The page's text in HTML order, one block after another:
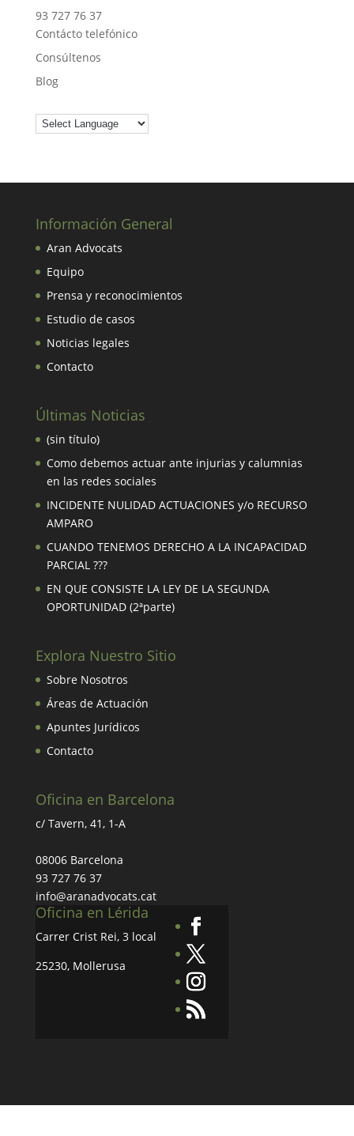
93 727 76 37
Contácto telefónico
Consúltenos
Blog
Información General
Aran Advocats
Equipo
Prensa y reconocimientos
Estudio de casos
Noticias legales
Contacto
Últimas Noticias
(sin título)
Como debemos actuar ante injurias y calumnias
en las redes sociales
INCIDENTE NULIDAD ACTUACIONES y/o RECURSO
AMPARO
CUANDO TENEMOS DERECHO A LA INCAPACIDAD
PARCIAL ???
EN QUE CONSISTE LA LEY DE LA SEGUNDA
OPORTUNIDAD (2ªparte)
Explora Nuestro Sitio
Sobre Nosotros
Áreas de Actuación
Apuntes Jurídicos
Contacto
Oficina en Barcelona
c/ Tavern, 41, 1-A
08006 Barcelona
93 727 76 37
info@aranadvocats.cat
Oficina en Lérida
Carrer Crist Rei, 3 local
25230, Mollerusa